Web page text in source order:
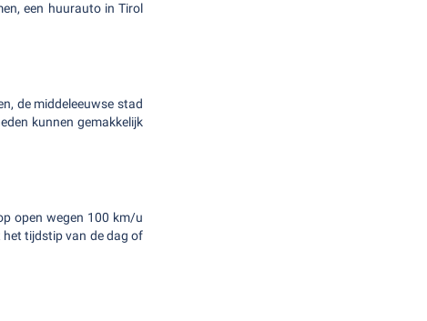
een huurauto in Tirol
de middeleeuwse stad
kunnen gemakkelijk
open wegen 100 km/u
het tijdstip van de dag of